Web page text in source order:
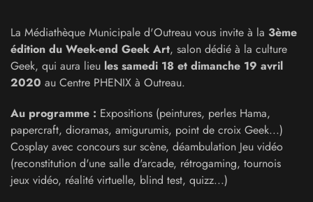
La Médiathèque Municipale d'Outreau vous invite à la 3ème
édition du Week-end Geek Art, salon dédié à la culture
Geek, qui aura lieu les samedi 18 et dimanche 19 avril
2020 au Centre PHENIX à Outreau.
Au programme : Expositions (peintures, perles Hama,
papercraft, dioramas, amigurumis, point de croix Geek...)
Cosplay avec concours sur scène, déambulation Jeu vidéo
(reconstitution d'une salle d'arcade, rétrogaming, tournois
jeux vidéo, réalité virtuelle, blind test, quizz...)